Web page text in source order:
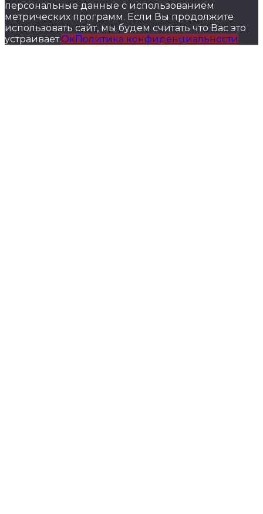
персональные данные с использованием
метрических программ. Если Вы продолжите
использовать сайт, мы будем считать что Вас это
устраивает.ОкПолитика конфиденциальности